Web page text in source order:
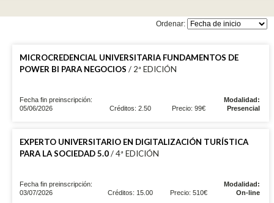
Ordenar:
MICROCREDENCIAL UNIVERSITARIA FUNDAMENTOS DE
POWER BI PARA NEGOCIOS / 2ª EDICIÓN
Fecha fin preinscripción:
05/06/2026
Créditos: 2.50 Precio: 99€
Modalidad:
Presencial
EXPERTO UNIVERSITARIO EN DIGITALIZACIÓN TURÍSTICA
PARA LA SOCIEDAD 5.0/ 4ª EDICIÓN
Fecha fin preinscripción:
03/07/2026
Créditos: 15.00 Precio: 510€
Modalidad:
On-line